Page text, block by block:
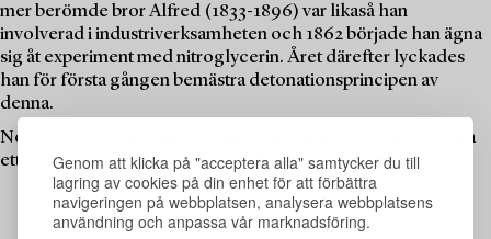
Genom att klicka på "acceptera alla" samtycker du till
lagring av cookies på din enhet för att förbättra
navigeringen på webbplatsen, analysera webbplatsens
användning och anpassa vår marknadsföring.
mer berömde bror Alfred (1833-1896) var likaså han
involverad i industriverksamheten och 1862 började han ägna
sig åt experiment med nitroglycerin. Året därefter lyckades
han för första gången bemästra detonationsprincipen av
denna.
Nobel är en fascinerande familj och vi är glada att presentera
ett flertal porträtt från deras samling i denna temaauktion.